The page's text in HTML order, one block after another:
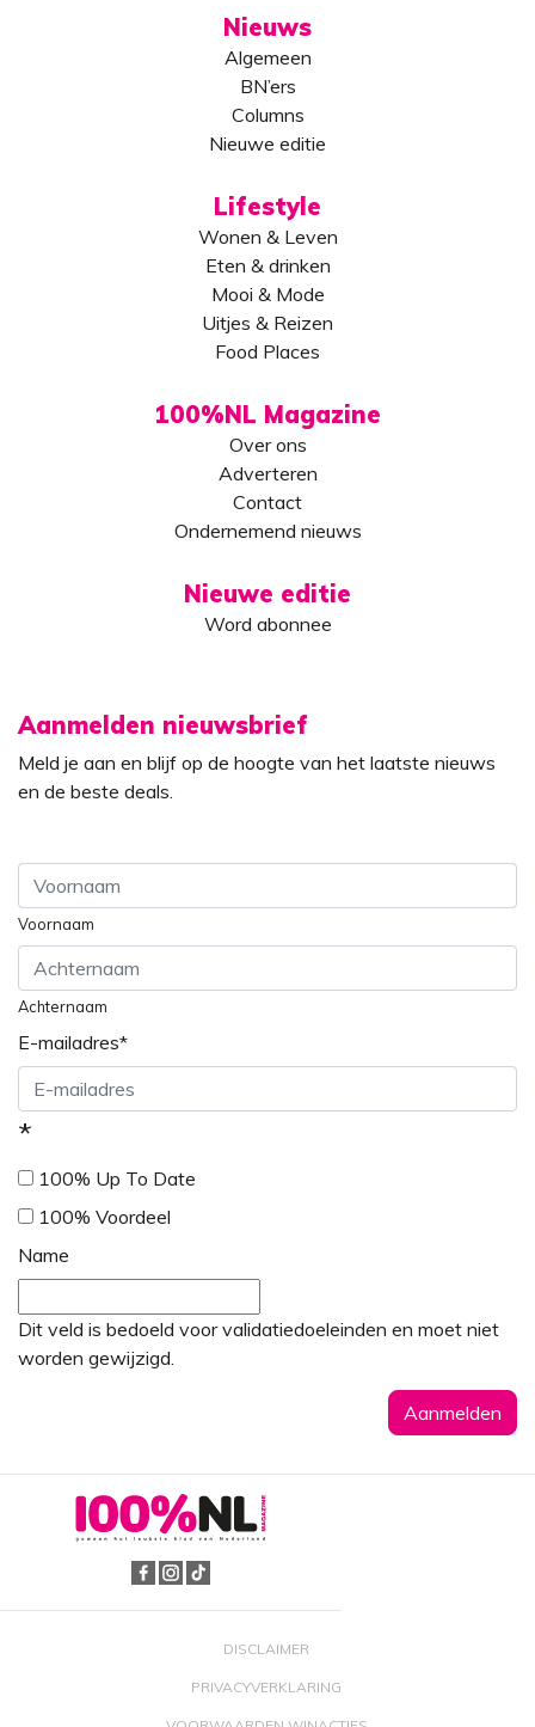
Nieuws
Algemeen
BN’ers
Columns
Nieuwe editie
Lifestyle
Wonen & Leven
Eten & drinken
Mooi & Mode
Uitjes & Reizen
Food Places
100%NL Magazine
Over ons
Adverteren
Contact
Ondernemend nieuws
Nieuwe editie
Word abonnee
Aanmelden nieuwsbrief
Meld je aan en blijf op de hoogte van het laatste nieuws
en de beste deals.
Voornaam
Achternaam
E-mailadres*
*
100% Up To Date
100% Voordeel
Name
Dit veld is bedoeld voor validatiedoeleinden en moet niet
worden gewijzigd.
DISCLAIMER
PRIVACYVERKLARING